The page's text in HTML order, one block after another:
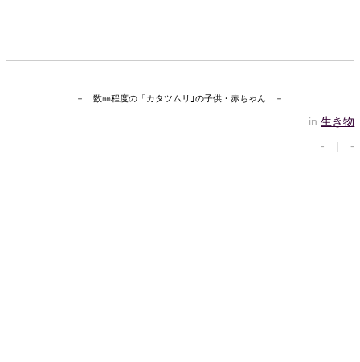
－ 数㎜程度の「カタツムリ｣の子供・赤ちゃん －
in生き物
- | -